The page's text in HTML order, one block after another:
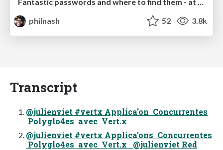
philnash
52 3.8k
Transcript
@julienviet #vertx Applica'on Concurrentes
Polyglo4es avec Vert.x
@julienviet #vertx Applica'ons Concurrentes
Polyglo4es avec Vert.x @julienviet Red